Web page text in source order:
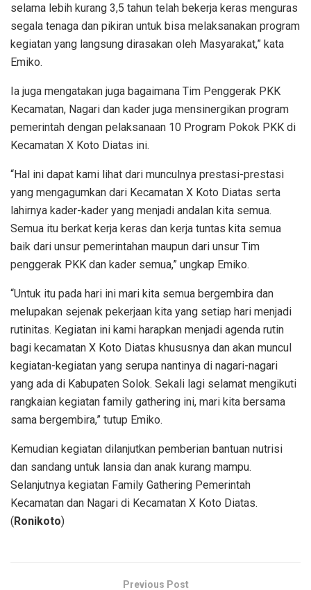
selama lebih kurang 3,5 tahun telah bekerja keras menguras
segala tenaga dan pikiran untuk bisa melaksanakan program
kegiatan yang langsung dirasakan oleh Masyarakat,” kata
Emiko.
Ia juga mengatakan juga bagaimana Tim Penggerak PKK
Kecamatan, Nagari dan kader juga mensinergikan program
pemerintah dengan pelaksanaan 10 Program Pokok PKK di
Kecamatan X Koto Diatas ini.
“Hal ini dapat kami lihat dari munculnya prestasi-prestasi
yang mengagumkan dari Kecamatan X Koto Diatas serta
lahirnya kader-kader yang menjadi andalan kita semua.
Semua itu berkat kerja keras dan kerja tuntas kita semua
baik dari unsur pemerintahan maupun dari unsur Tim
penggerak PKK dan kader semua,” ungkap Emiko.
“Untuk itu pada hari ini mari kita semua bergembira dan
melupakan sejenak pekerjaan kita yang setiap hari menjadi
rutinitas. Kegiatan ini kami harapkan menjadi agenda rutin
bagi kecamatan X Koto Diatas khususnya dan akan muncul
kegiatan-kegiatan yang serupa nantinya di nagari-nagari
yang ada di Kabupaten Solok. Sekali lagi selamat mengikuti
rangkaian kegiatan family gathering ini, mari kita bersama
sama bergembira,” tutup Emiko.
Kemudian kegiatan dilanjutkan pemberian bantuan nutrisi
dan sandang untuk lansia dan anak kurang mampu.
Selanjutnya kegiatan Family Gathering Pemerintah
Kecamatan dan Nagari di Kecamatan X Koto Diatas.
(Ronikoto)
Previous Post